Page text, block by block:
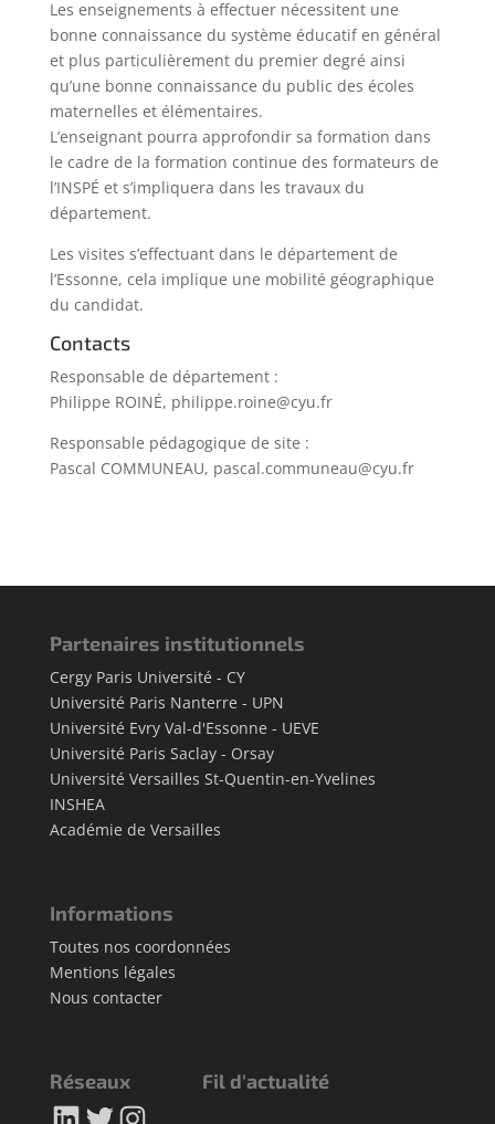
Les enseignements à effectuer nécessitent une
bonne connaissance du système éducatif en général
et plus particulièrement du premier degré ainsi
qu’une bonne connaissance du public des écoles
maternelles et élémentaires.
L’enseignant pourra approfondir sa formation dans
le cadre de la formation continue des formateurs de
l’INSPÉ et s’impliquera dans les travaux du
département.
Les visites s’effectuant dans le département de
l’Essonne, cela implique une mobilité géographique
du candidat.
Contacts
Responsable de département :
Philippe ROINÉ, philippe.roine@cyu.fr
Responsable pédagogique de site :
Pascal COMMUNEAU, pascal.communeau@cyu.fr
Partenaires institutionnels
Cergy Paris Université - CY
Université Paris Nanterre - UPN
Université Evry Val-d'Essonne - UEVE
Université Paris Saclay - Orsay
Université Versailles St-Quentin-en-Yvelines
INSHEA
Académie de Versailles
Informations
Toutes nos coordonnées
Mentions légales
Nous contacter
Réseaux Fil d'actualité